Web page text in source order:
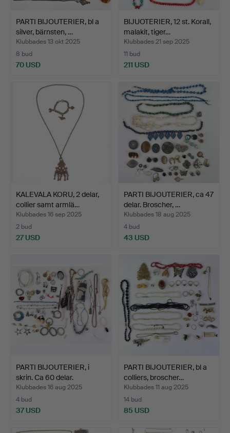
PARTI BIJOUTERIER, bl a
silver, bärnsten, …
Klubbades 13 okt 2025
8 bud
70 USD
BIJUOTERIER, 12 st. Korall,
malakit, tiger…
Klubbades 21 sep 2025
11 bud
211 USD
KALEVALA KORU, 2 delar,
collier samt armlä…
Klubbades 16 sep 2025
2 bud
27 USD
PARTI BIJOUTERIER, ca 47
delar. Broscher, …
Klubbades 18 aug 2025
4 bud
43 USD
PARTI BIJOUTERIER, i
skrin. Ca 60 delar.
Klubbades 16 aug 2025
4 bud
37 USD
PARTI BIJOUTERIER, bl a
colliers, broscher…
Klubbades 11 aug 2025
14 bud
85 USD